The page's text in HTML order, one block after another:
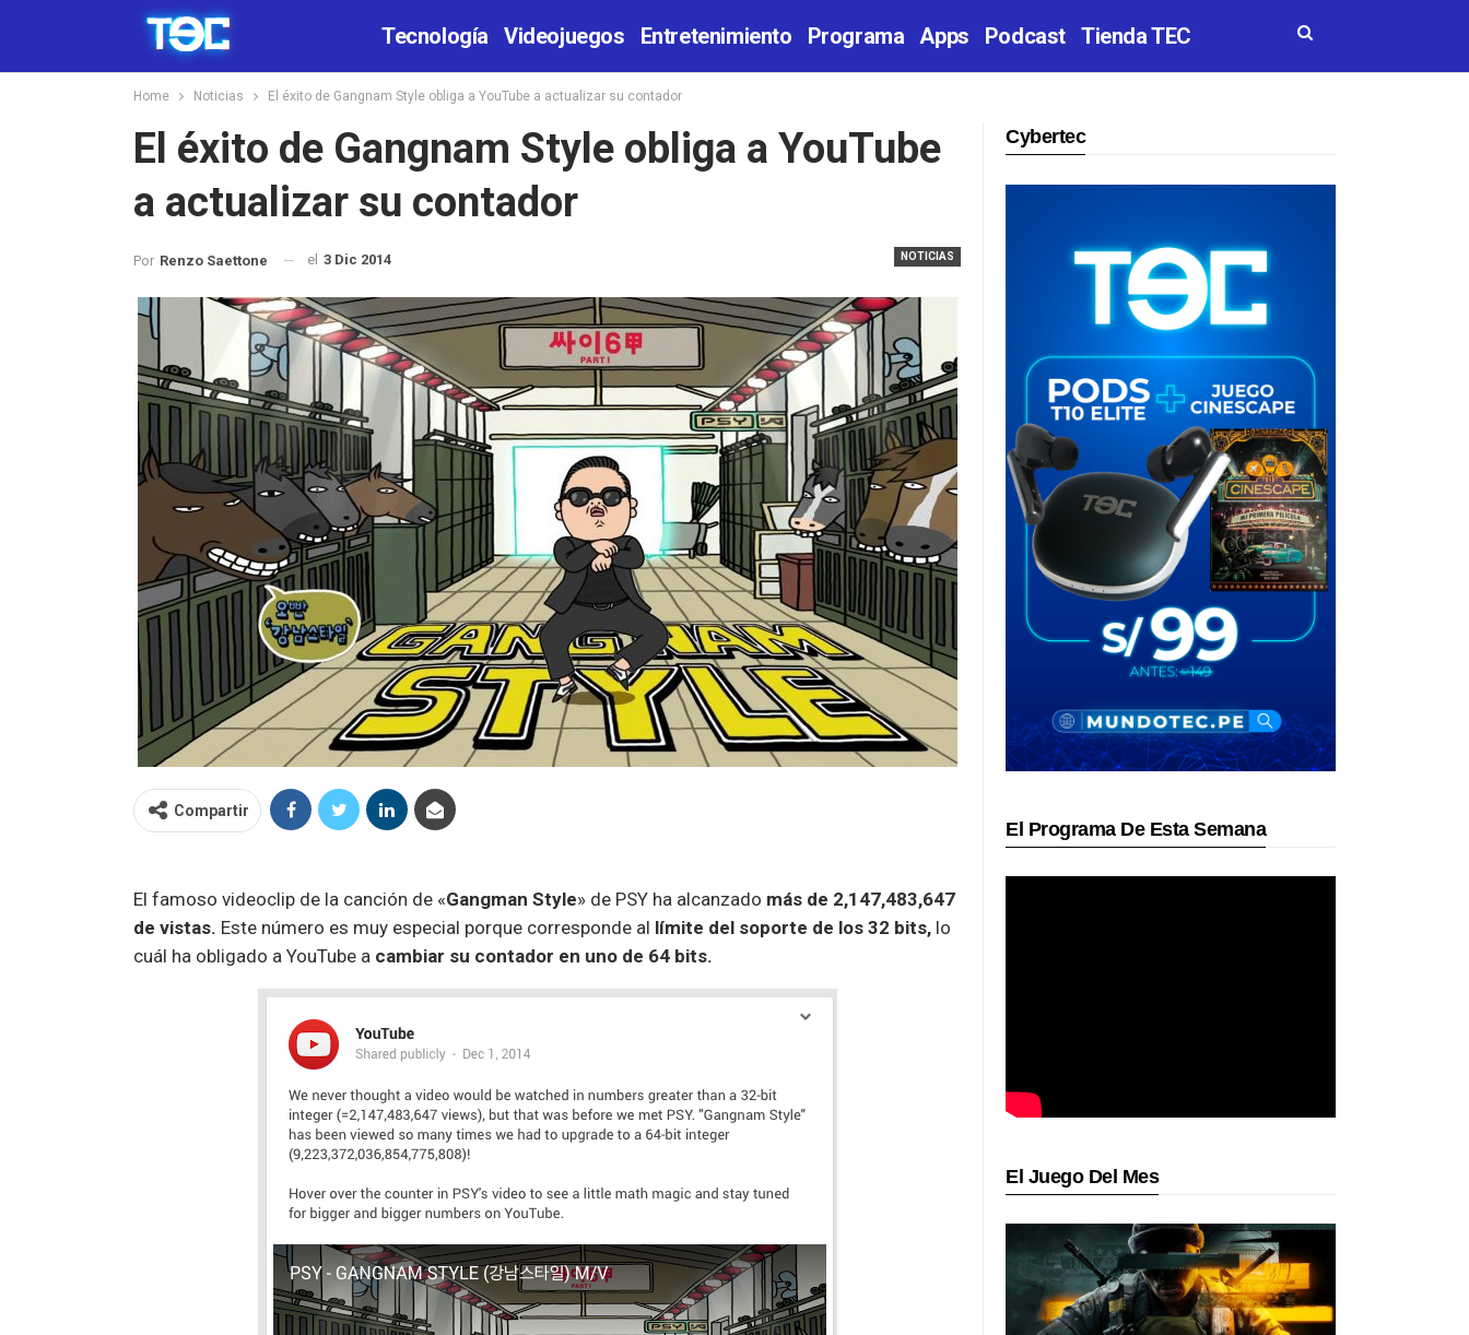
Tecnología Videojuegos Entretenimiento Programa Apps Podcast Tienda TEC
Home Noticias El éxito de Gangnam Style obliga a YouTube a actualizar su contador
El éxito de Gangnam Style obliga a YouTube
a actualizar su contador
NOTICIAS
Por Renzo Saettone el 3 Dic 2014
Compartir
El famoso videoclip de la canción de «Gangman Style» de PSY ha alcanzado más de 2,147,483,647
de vistas. Este número es muy especial porque corresponde al límite del soporte de los 32 bits, lo
cuál ha obligado a YouTube a cambiar su contador en uno de 64 bits.
Cybertec
El Programa De Esta Semana
El Juego Del Mes